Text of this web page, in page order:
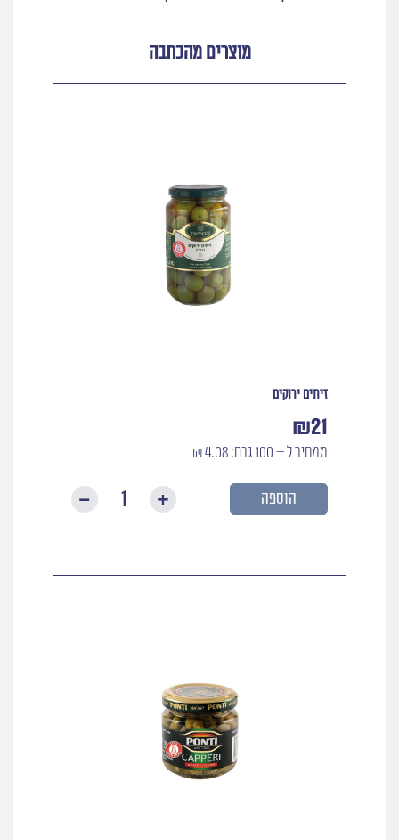
מוצרים מהכתבה
זיתים ירוקים
21
₪
ממחיר ל – 100 גרם: 4.08 ₪
הוספה